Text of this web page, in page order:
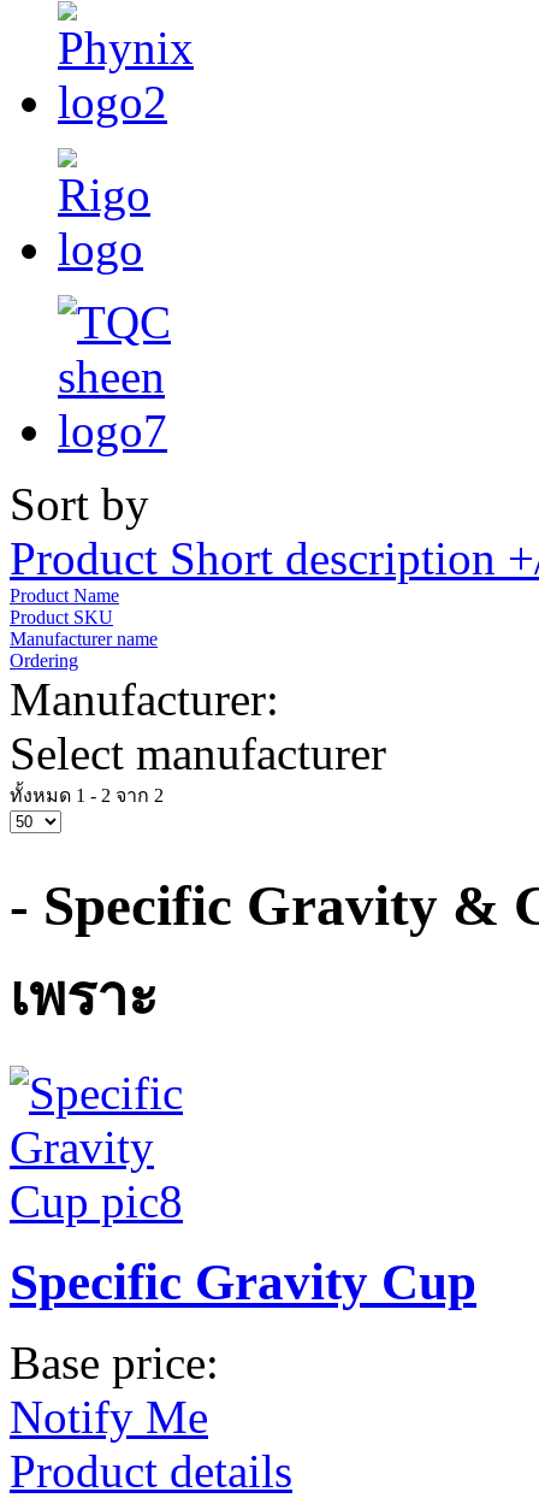
Sort by
Product Short description
Product Name
Product SKU
Manufacturer name
Ordering
Manufacturer:
Select manufacturer
ทั้งหมด 1 - 2 จาก 2
- Specific Gravity &
เพราะ
Specific Gravity Cup
Base price:
Notify Me
Product details